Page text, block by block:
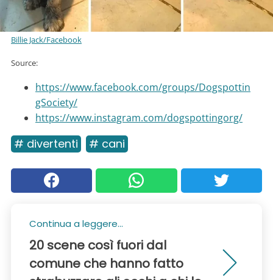
Billie Jack/Facebook
Source:
https://www.facebook.com/groups/Dogspottin
gSociety/
https://www.instagram.com/dogspottingorg/
# divertenti # cani
Continua a leggere...
20 scene così fuori dal
comune che hanno fatto